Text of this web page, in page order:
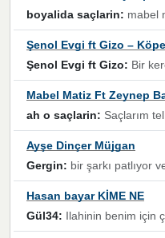
boyalida saçlarin: mabel matiz'in maya
Şenol Evgi ft Gizo –
Şenol Evgi ft Gizo: Bir kere dinlememe rağmen
Mabel Matiz Ft Zeynep
ah o saçlarin: Saçlarım tel tel beyazlıyor beyazlagına degil yanımda sen yoksun
Ayşe Dinçer Müjgan
Gergin: bir şarkı patlıyor ve o şarkıyı millet her paylaşımın altına koyuyor ve öyle bir durum hal alıyor ki şarkıyı dinlemeden
Hasan bayar KİME NE
Gül34: Ilahinin benim için çok özel bir yeri var İlk çıktığında komşum ne kadar yüksek sesle dinliyorsa orada duymuştum ve YouTube'dan aratıp Bu ilahiyi